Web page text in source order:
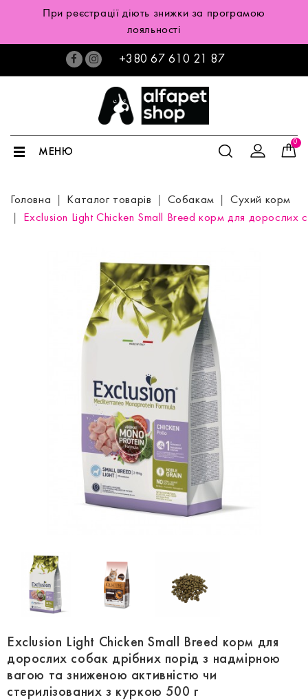
При реєстрації діють знижки за програмою
лояльності
+380 67 610 21 87
0
МЕНЮ
Головна Каталог товарів Собакам
Сухий корм
Exclusion Light Chicken Small Breed корм для
Exclusion Light Chicken Small Breed корм для
дорослих собак дрібних порід з надмірною
вагою та зниженою активністю чи
стерилізованих з куркою 500 г